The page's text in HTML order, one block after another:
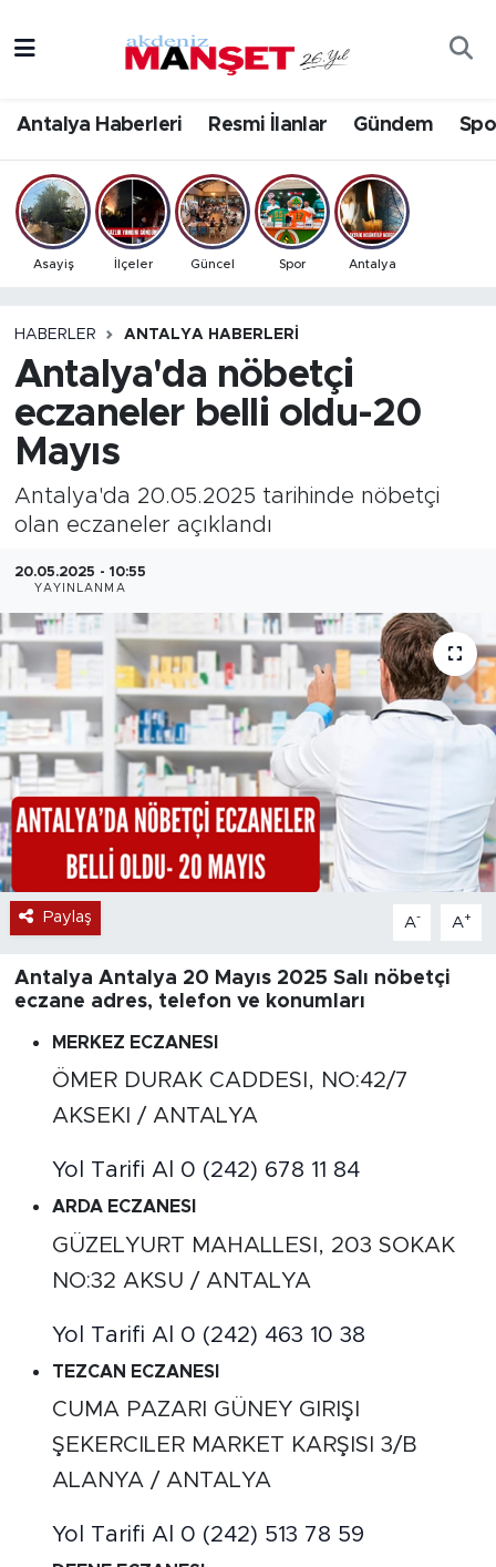
Antalya Haberleri Resmi İlanlar Gündem
Asayiş İlçeler Güncel Spor Antalya
HABERLER ANTALYA HABERLERI
Antalya'da nöbetçi
eczaneler belli oldu-20
Mayıs
Antalya'da 20.05.2025 tarihinde nöbetçi
olan eczaneler açıklandı
20.05.2025 - 10:55
YAYINLANMA
Paylaş A- A+
Antalya Antalya 20 Mayıs 2025 Salı nöbetçi
eczane adres, telefon ve konumları
MERKEZ ECZANESI
ÖMER DURAK CADDESI, NO:42/7
AKSEKI / ANTALYA
Yol Tarifi Al 0 (242) 678 11 84
ARDA ECZANESI
GÜZELYURT MAHALLESI, 203 SOKAK
NO:32 AKSU / ANTALYA
Yol Tarifi Al 0 (242) 463 10 38
TEZCAN ECZANESI
CUMA PAZARI GÜNEY GIRIŞI
ŞEKERCILER MARKET KARŞISI 3/B
ALANYA / ANTALYA
Yol Tarifi Al 0 (242) 513 78 59
Bilim & Teknoloji
Eğitim
Ekonomi
Gündem
İlçeler
Magazin
Özel Haber
Politika
Resmi İlanlar
Sağlık
Spor
Turizm
Antalya Hava Durumu
Antalya Namaz Vakitleri
Antalya Trafik Yoğunluk Haritası
Tüm Manşetler
Son Dakika Haberleri